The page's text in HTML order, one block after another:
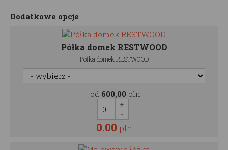
Dodatkowe opcje
Półka domek RESTWOOD
Półka domek RESTWOOD
od 600,00 pln
0.00 pln